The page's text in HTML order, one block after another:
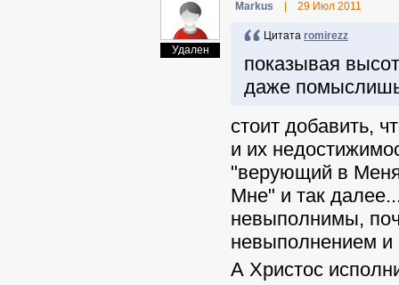
Удален
Markus 29 Июл 2011
Цитата romirezz
показывая
даже
стоит добавить,
и их
"верующий в
Мне" и так
невыполнимы,
невыполнением и
А Христос